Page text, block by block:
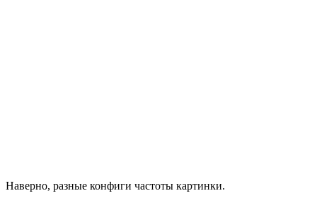
Наверно, разные конфиги частоты картинки.